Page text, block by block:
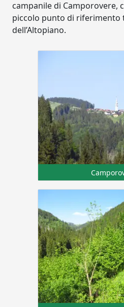
campanile di Camporovere,
piccolo punto di riferimento
dell’Altopiano.